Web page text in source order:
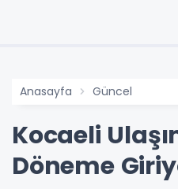
Anasayfa Güncel
Kocaeli
Döneme